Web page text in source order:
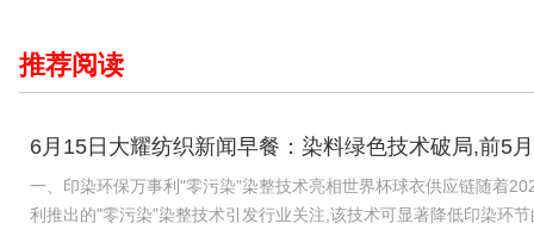
推荐阅读
6月15日大耀纺织新闻早餐：染料绿色技术破局,前5
一、印染环保万事利"零污染"染整技术亮相世界杯球衣供应链随着
利推出的"零污染"染整技术引发行业关注,该技术可显著降低印染环